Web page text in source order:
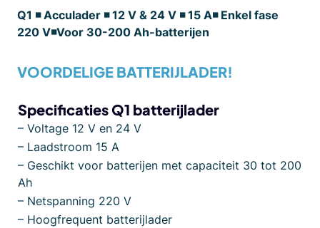
Q1 ◾ Acculader ◾ 12 V & 24 V ◾ 15 A◾ Enkel fase
220 V◾Voor 30-200 Ah-batterijen
VOORDELIGE BATTERIJLADER!
Specificaties Q1 batterijlader
– Voltage 12 V en 24 V
– Laadstroom 15 A
– Geschikt voor batterijen met capaciteit 30 tot 200
Ah
– Netspanning 220 V
– Hoogfrequent batterijlader